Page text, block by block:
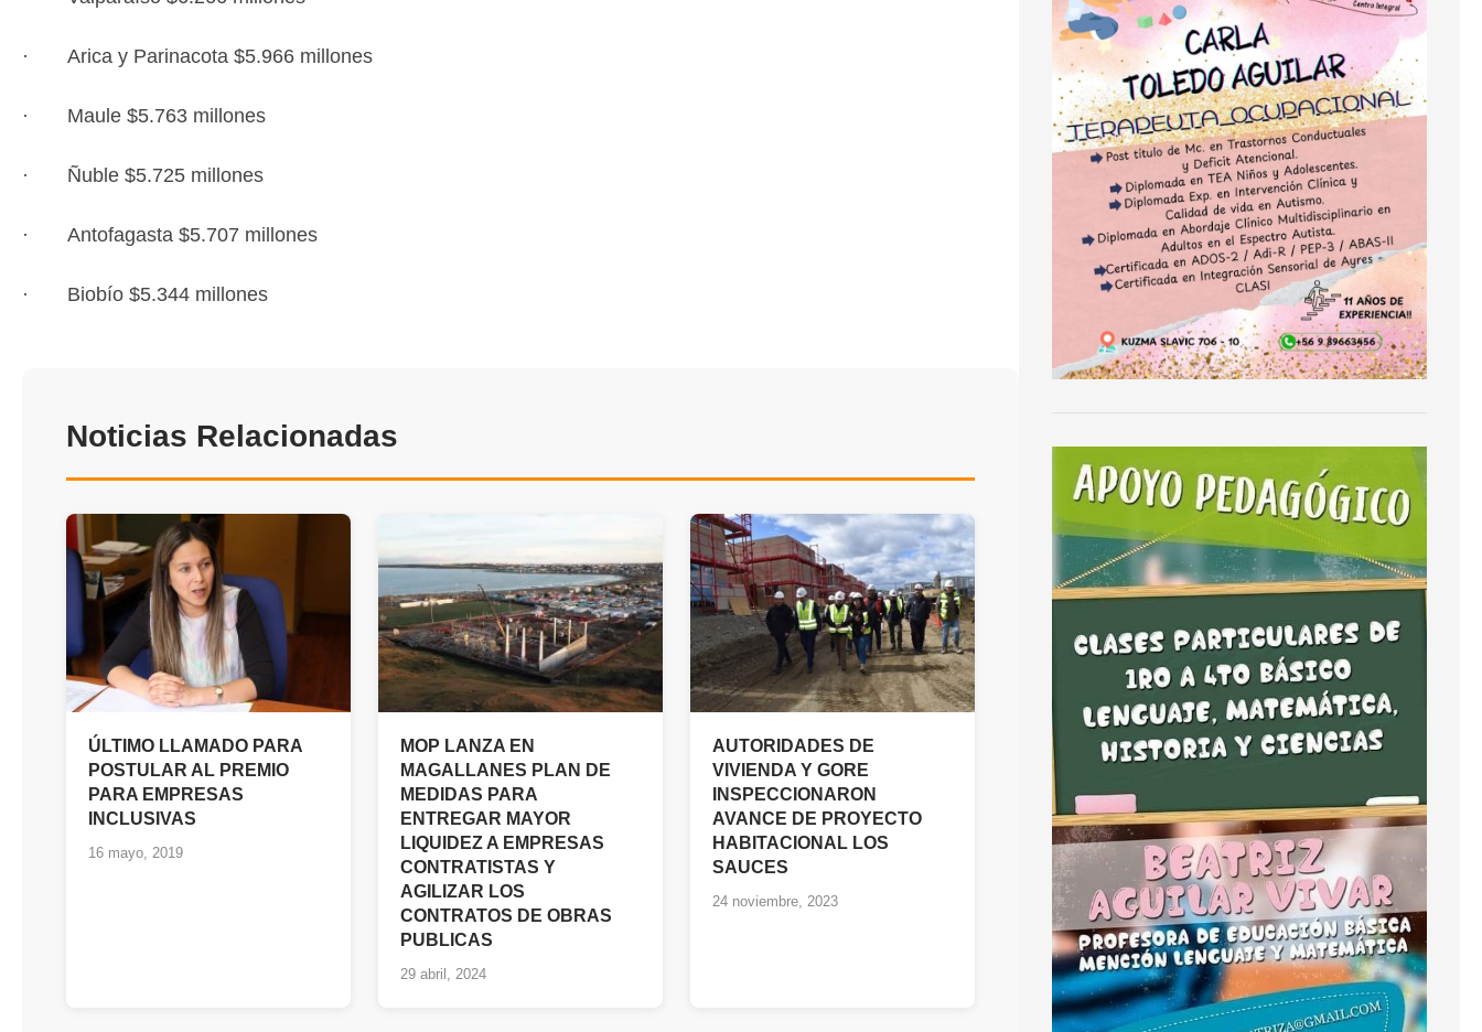
· Arica y Parinacota $5.966 millones
· Maule $5.763 millones
· Ñuble $5.725 millones
· Antofagasta $5.707 millones
· Biobío $5.344 millones
Noticias Relacionadas
ÚLTIMO LLAMADO PARA
POSTULAR AL PREMIO
PARA EMPRESAS
INCLUSIVAS
16 mayo, 2019
MOP LANZA EN
MAGALLANES PLAN DE
MEDIDAS PARA
ENTREGAR MAYOR
LIQUIDEZ A EMPRESAS
CONTRATISTAS Y
AGILIZAR LOS
CONTRATOS DE OBRAS
PUBLICAS
29 abril, 2024
AUTORIDADES DE
VIVIENDA Y GORE
INSPECCIONARON
AVANCE DE PROYECTO
HABITACIONAL LOS
SAUCES
24 noviembre, 2023